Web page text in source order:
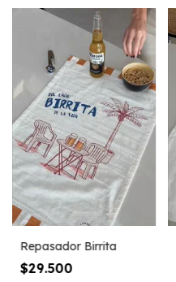
Repasador Birrita
$29.500